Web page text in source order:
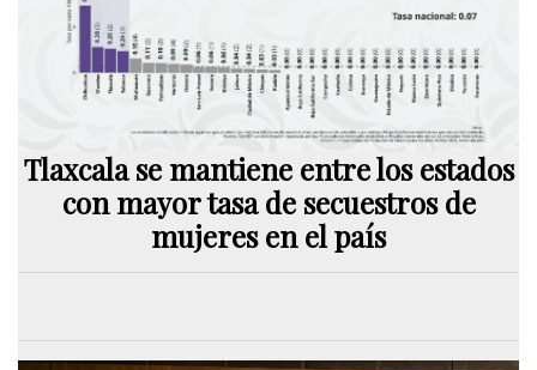
Tlaxcala se mantiene entre los estados
con mayor tasa de secuestros de
mujeres en el país